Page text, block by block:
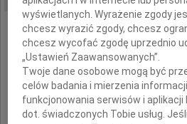
Z
wyświetlanych. Wyrażenie zgody
chcesz wyrazić zgody, chcesz
chcesz wycofać zgodę uprzednio
„Ustawień Zaawansowanych”.
Twoje dane osobowe mogą być
celów badania i mierzenia
funkcjonowania serwisów i aplikacji
dot. świadczonych Tobie usług.